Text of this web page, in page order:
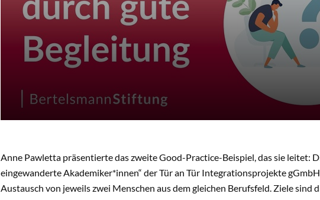
Anne Pawletta präsentierte das zweite Good-Practice-Beispiel, das sie leitet:
eingewanderte Akademiker*innen“ der Tür an Tür Integrationsprojekte
Austausch von jeweils zwei Menschen aus dem gleichen Berufsfeld. Ziele sind